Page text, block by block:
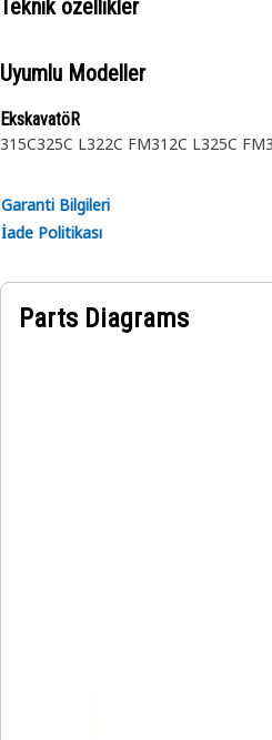
Teknik özellikler
Uyumlu Modeller
EkskavatöR
315C325C L322C FM312C L325C FM
Garanti Bilgileri
İade Politikası
Parts Diagrams